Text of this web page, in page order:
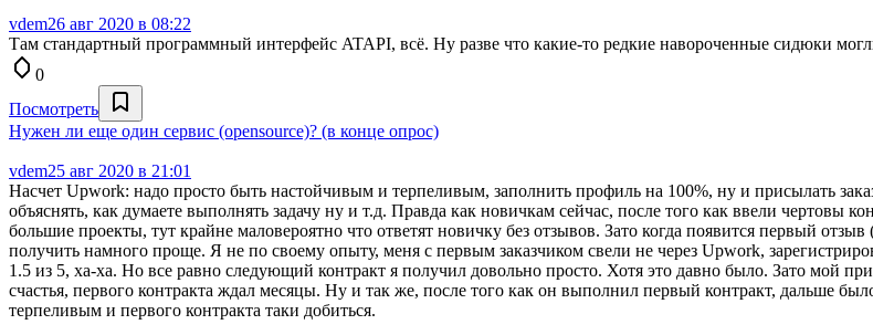
vdem26 авг 2020 в 08:22
Там стандартный программный интерфейс ATAPI, всё. Ну разве что какие-то редкие навороченные сидюки
0
Посмотреть
Нужен ли еще один сервис (opensource)? (в конце опрос)
vdem25 авг 2020 в 21:01
Насчет Upwork: надо просто быть настойчивым и терпеливым, заполнить профиль на 100%, ну и присылать
объяснять, как думаете выполнять задачу ну и т.д. Правда как новичкам сейчас, после того как ввели чертовы
большие проекты, тут крайне маловероятно что ответят новичку без отзывов. Зато когда появится первый
получить намного проще. Я не по своему опыту, меня с первым заказчиком свели не через Upwork,
1.5 из 5, ха-ха. Но все равно следующий контракт я получил довольно просто. Хотя это давно было. Зато мой
счастья, первого контракта ждал месяцы. Ну и так же, после того как он выполнил первый контракт, дальше
терпеливым и первого контракта таки добиться.